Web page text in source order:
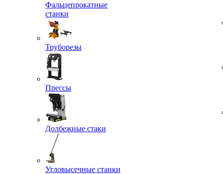
Фальцепрокатные
станки
Труборезы
Прессы
Долбежные стаки
Угловысечные станки